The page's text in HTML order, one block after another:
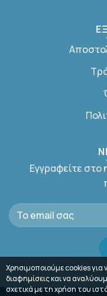
Εγγραφείτε στο
Χρησιμοποιούμε cookies για
διαφημίσεις και να
σχετικά με τη χρήση του